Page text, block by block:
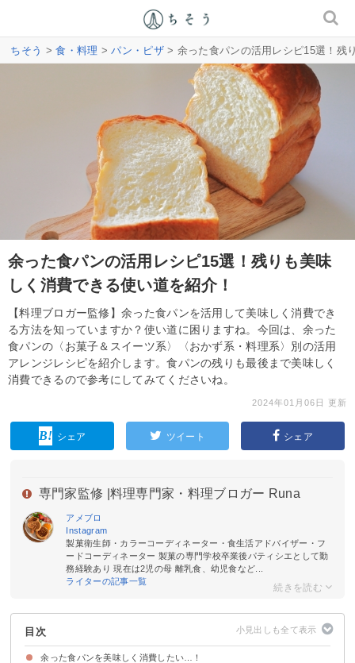
ちそう >食・料理 >パン・ピザ> 余った食パンの活用レシピ15選！残
余った食パンの活用レシピ15選！残りも美味
しく消費できる使い道を紹介！
【料理ブロガー監修】余った食パンを活用して美味しく消費でき
る方法を知っていますか？使い道に困りますね。今回は、余った
食パンの〈お菓子＆スイーツ系〉〈おかず系・料理系〉別の活用
アレンジレシピを紹介します。食パンの残りも最後まで美味しく
消費できるので参考にしてみてくださいね。
2024年01月06日 更新
シェア ツイート シェア
専門家監修 | 料理専門家・料理ブロガー Runa
アメブロ
Instagram
製菓衛生師・カラーコーディネーター・食生活アドバイザー・フ
ードコーディネーター 製菓の専門学校卒業後パティシエとして勤
務経験あり 現在は2児の母 離乳食、幼児食など...
ライターの記事一覧
目次
余った食パンを美味しく消費したい…！